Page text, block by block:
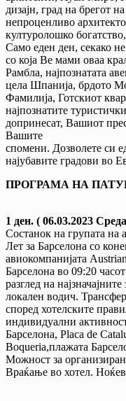
дизајн, град на брегот
непроценливо
културолошко
Само еден ден, секако
со која Ве мами оваа
Рамбла, најпознатата
цела Шпанија, брдото
Фамилија, Готскиот
најпознатите
допринесат, Вашиот
Вашите
спомени. Дозволете си
најубавите градови во
ПРОГРАМА НА
1 ден. ( 06.03.2023
Состанок на групата на
Лет за Барселона со
авиокомпанијата
Барселона во 09:20
разглед на
локален водич.
според хотелските
индивидуални
Барселона, Placa de
Boqueria,плажата
Можност за
Враќање во хотел.